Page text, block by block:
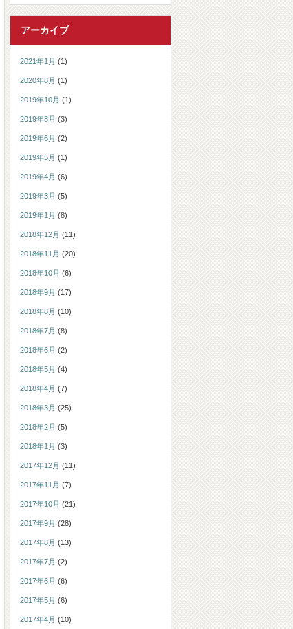
アーカイブ
2021年1月 (1)
2020年8月 (1)
2019年10月 (1)
2019年8月 (3)
2019年6月 (2)
2019年5月 (1)
2019年4月 (6)
2019年3月 (5)
2019年1月 (8)
2018年12月 (11)
2018年11月 (20)
2018年10月 (6)
2018年9月 (17)
2018年8月 (10)
2018年7月 (8)
2018年6月 (2)
2018年5月 (4)
2018年4月 (7)
2018年3月 (25)
2018年2月 (5)
2018年1月 (3)
2017年12月 (11)
2017年11月 (7)
2017年10月 (21)
2017年9月 (28)
2017年8月 (13)
2017年7月 (2)
2017年6月 (6)
2017年5月 (6)
2017年4月 (10)